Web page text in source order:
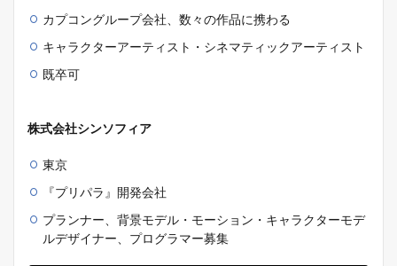
カプコングループ会社、数々の作品に携わる
キャラクターアーティスト・シネマティックアーティスト
既卒可
株式会社シンソフィア
東京
『プリパラ』開発会社
プランナー、背景モデル・モーション・キャラクターモデ
ルデザイナー、プログラマー募集